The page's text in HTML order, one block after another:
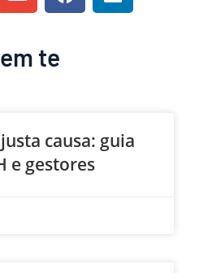
te
causa: guia
e gestores